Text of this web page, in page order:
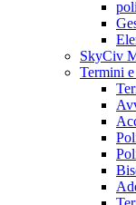
SkyCiv
Termini